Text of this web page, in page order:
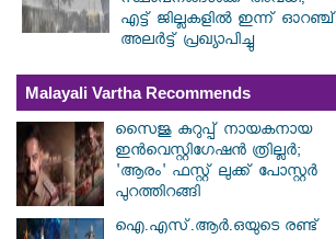
എട്ട് ജില്ലകളിൽ ഇന്ന് ഓറഞ്ച്
അലർട്ട് പ്രഖ്യാപിച്ചു
Malayali Vartha Recommends
സൈജു കുറുപ്പ് നായകനായ
ഇൻവെസ്റ്റിഗേഷൻ ത്രില്ലർ;
'ആരം' ഫസ്റ്റ് ലുക്ക് പോസ്റ്റർ
പുറത്തിറങ്ങി
ഐ.എസ്.ആർ.ഒയുടെ രണ്ട്